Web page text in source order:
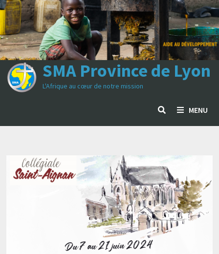
SMA Province de Lyon
L'Afrique au cœur de notre mission
MENU